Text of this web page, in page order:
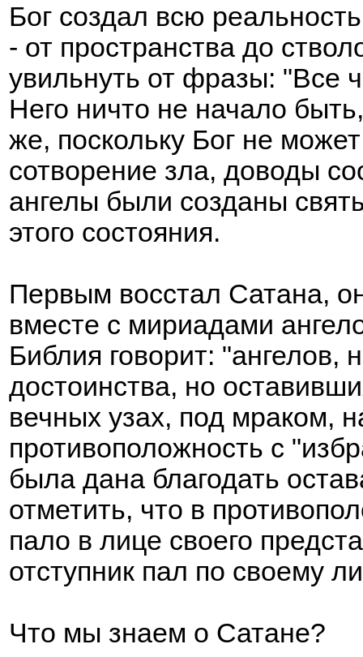
Бог создал всю
- от пространства до
увильнуть от фразы: "Все
Него ничто не начало
же, поскольку Бог не
сотворение зла, доводы
ангелы были созданы
этого состояния.
Первым восстал Сатана,
вместе с мириадами
Библия говорит: "ангелов,
достоинства, но
вечных узах, под мраком,
противоположность с
была дана благодать
отметить, что в
пало в лице своего
отступник пал по своему
Что мы знаем о Сатане?